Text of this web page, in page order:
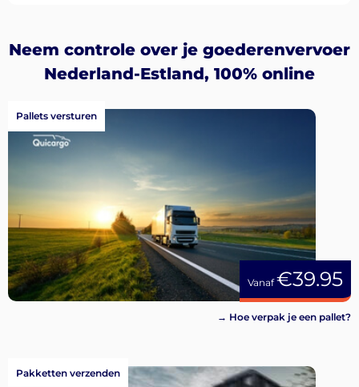
Aanmelden
Neem controle over je goederenvervoer
Nederland-Estland, 100% online
Vanaf€39.95
Pallets versturen
→ Hoe verpak je een pallet?
Pakketten verzenden